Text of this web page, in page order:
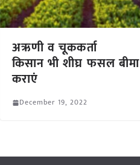
अऋणी व चूककर्ता
किसान भी शीघ्र फसल बीमा
कराएं
December 19, 2022